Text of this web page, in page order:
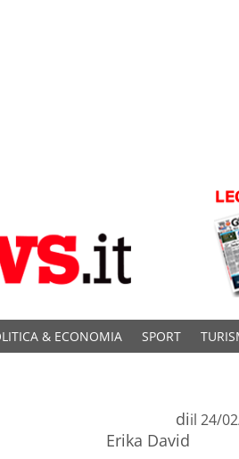
& ECONOMIA SPORT
di
Erika David
il 24/